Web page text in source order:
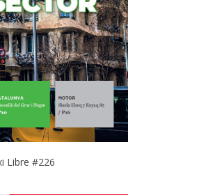
Libre #226